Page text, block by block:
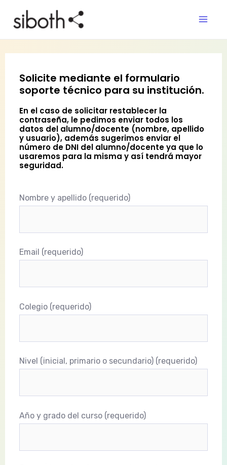
contenido
Solicite mediante el formulario
soporte técnico para su institución.
En el caso de solicitar restablecer la
contraseña, le pedimos enviar todos los
datos del alumno/docente (nombre, apellido
y usuario), además sugerimos enviar el
número de DNI del alumno/docente ya que lo
usaremos para la misma y así tendrá mayor
seguridad.
Nombre y apellido (requerido)
Email (requerido)
Colegio (requerido)
Nivel (inicial, primario o secundario) (requerido)
Año y grado del curso (requerido)